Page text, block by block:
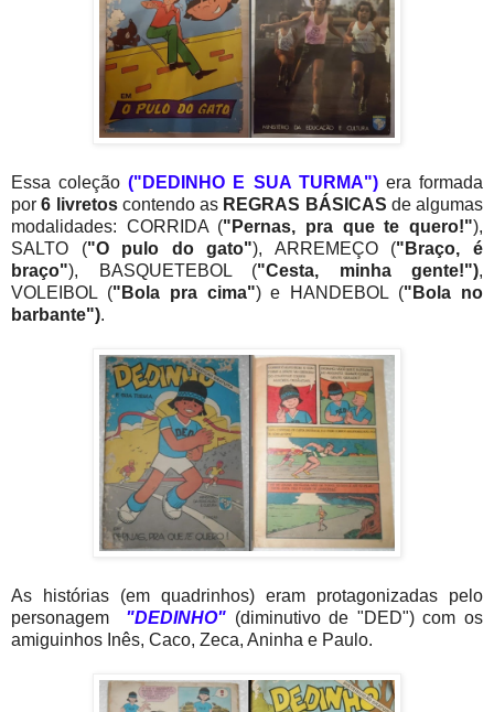
Essa coleção("DEDINHO E SUA TURMA") era formada
por6 livretoscontendo as REGRAS BÁSICAS de algumas
modalidades: CORRIDA ("Pernas, pra que te quero!"),
SALTO ("O pulo do gato"), ARREMEÇO ("Braço, é
braço"), BASQUETEBOL ("Cesta, minha gente!"),
VOLEIBOL ("Bola pra cima") e HANDEBOL ("Bola no
barbante").
As histórias (em quadrinhos) eram protagonizadas pelo
personagem "DEDINHO" (diminutivo de "DED") com os
amiguinhos Inês, Caco, Zeca, Aninha e Paulo.